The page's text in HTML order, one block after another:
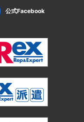
公式Facebook